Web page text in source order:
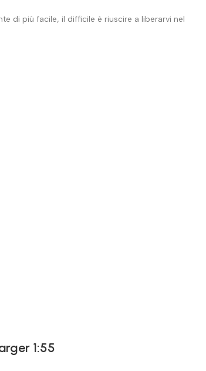
di più facile, il difficile è riuscire a liberarvi nel
1:55